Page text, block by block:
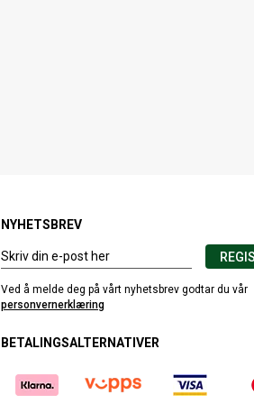
NYHETSBREV
Ved å melde deg på vårt nyhetsbrev godtar du vår
personvernerklæring
BETALINGSALTERNATIVER